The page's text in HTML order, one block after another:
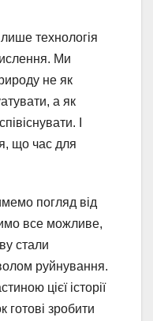
технологія
Ми
не як
а як
І
що час для
погляд від
все можливе,
стали
руйнування.
цієї історії
готові зробити